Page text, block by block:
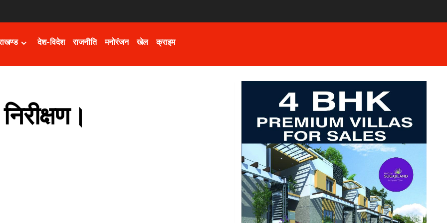
देश-विदेश राजनीति मनोरंजन खेल क्राइम